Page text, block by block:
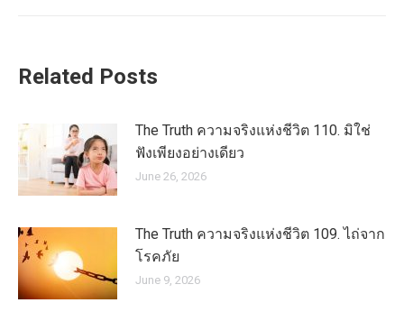
Related Posts
The Truth ความจริงแห่งชีวิต 110. มิใช่
ฟังเพียงอย่างเดียว
June 26, 2026
The Truth ความจริงแห่งชีวิต 109. ไถ่จาก
โรคภัย
June 9, 2026